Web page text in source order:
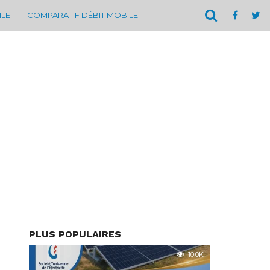
COMPARATIF DÉBIT MOBILE
PLUS POPULAIRES
10.0K